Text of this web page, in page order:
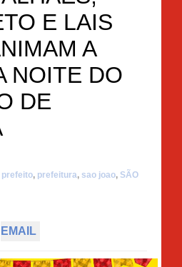
E LAIS
A
NOITE DO
DE
prefeito, prefeitura, sao joao, SÃO
EMAIL